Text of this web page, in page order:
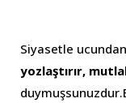
Siyasetle
yozlaştırır,